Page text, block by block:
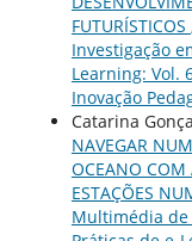
FUTURÍSTICOS
Investigação
Learning: Vol.
Inovação
Catarina
NAVEGAR
OCEANO COM
ESTAÇÕES
Multimédia de